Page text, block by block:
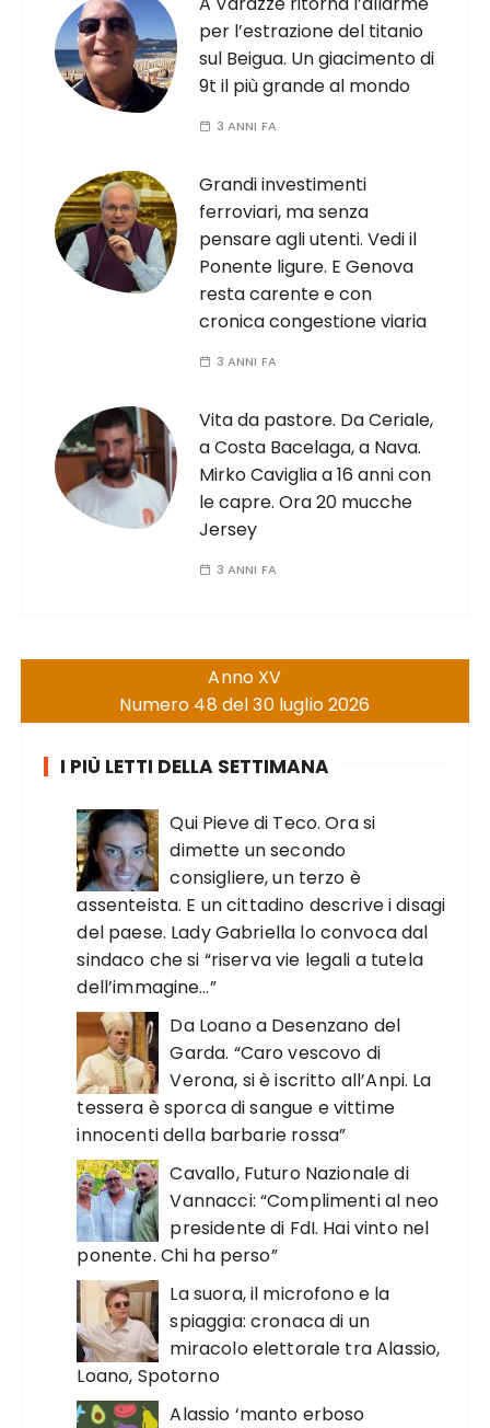
per l’estrazione del titanio
sul Beigua. Un giacimento di
9t il più grande al mondo
3 ANNI FA
Grandi investimenti
ferroviari, ma senza
pensare agli utenti. Vedi il
Ponente ligure. E Genova
resta carente e con
cronica congestione viaria
3 ANNI FA
Vita da pastore. Da Ceriale,
a Costa Bacelaga, a Nava.
Mirko Caviglia a 16 anni con
le capre. Ora 20 mucche
Jersey
3 ANNI FA
Anno XV
Numero 48 del 30 luglio 2026
I PIÙ LETTI DELLA SETTIMANA
Qui Pieve di Teco. Ora si
dimette un secondo
consigliere, un terzo è
assenteista. E un cittadino descrive i disagi
del paese. Lady Gabriella lo convoca dal
sindaco che si “riserva vie legali a tutela
dell’immagine…”
Da Loano a Desenzano del
Garda. “Caro vescovo di
Verona, si è iscritto all’Anpi. La
tessera è sporca di sangue e vittime
innocenti della barbarie rossa”
Cavallo, Futuro Nazionale di
Vannacci: “Complimenti al neo
presidente di FdI. Hai vinto nel
ponente. Chi ha perso”
La suora, il microfono e la
spiaggia: cronaca di un
miracolo elettorale tra Alassio,
Loano, Spotorno
Alassio ‘manto erboso